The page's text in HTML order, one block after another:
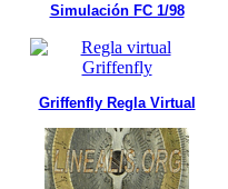
Simulación FC 1/98
Griffenfly Regla Virtual